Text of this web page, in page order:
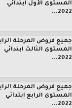
المستوى الأول ابتدائي
2022...
جميع فروض المرحلة
المستوى الثالث ابتدائي
2022...
جميع فروض المرحلة
المستوى الرابع ابتدائي
2022...